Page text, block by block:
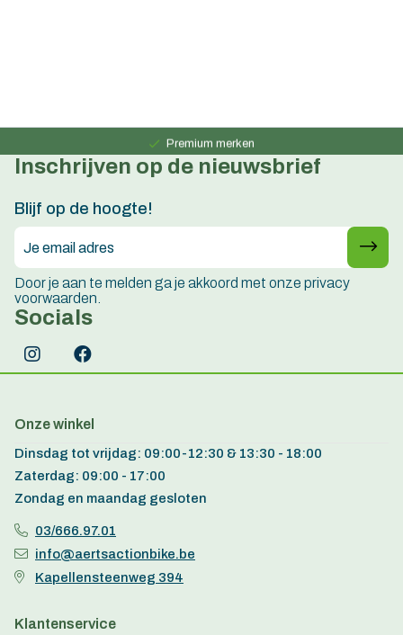
Premium merken
Persoonlijk advies
Inschrijven op de nieuwsbrief
Blijf op de hoogte!
Door je aan te melden ga je akkoord met onze privacy
voorwaarden.
Socials
Onze winkel
Dinsdag tot vrijdag: 09:00-12:30 & 13:30 - 18:00
Zaterdag: 09:00 - 17:00
Zondag en maandag gesloten
03/666.97.01
info@aertsactionbike.be
Kapellensteenweg 394
Klantenservice